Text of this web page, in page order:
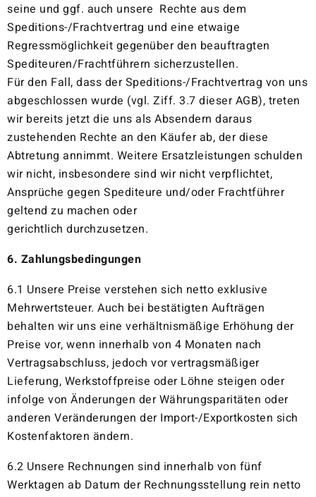
seine und ggf. auch unsere Rechte aus dem
Speditions-/Frachtvertrag und eine etwaige
Regressmöglichkeit gegenüber den beauftragten
Spediteuren/Frachtführern sicherzustellen.
Für den Fall, dass der Speditions-/Frachtvertrag von uns
abgeschlossen wurde (vgl. Ziff. 3.7 dieser AGB), treten
wir bereits jetzt die uns als Absendern daraus
zustehenden Rechte an den Käufer ab, der diese
Abtretung annimmt. Weitere Ersatzleistungen schulden
wir nicht, insbesondere sind wir nicht verpflichtet,
Ansprüche gegen Spediteure und/oder Frachtführer
geltend zu machen oder
gerichtlich durchzusetzen.
6. Zahlungsbedingungen
6.1 Unsere Preise verstehen sich netto exklusive
Mehrwertsteuer. Auch bei bestätigten Aufträgen
behalten wir uns eine verhältnismäßige Erhöhung der
Preise vor, wenn innerhalb von 4 Monaten nach
Vertragsabschluss, jedoch vor vertragsmäßiger
Lieferung, Werkstoffpreise oder Löhne steigen oder
infolge von Änderungen der Währungsparitäten oder
anderen Veränderungen der Import-/Exportkosten sich
Kostenfaktoren ändern.
6.2 Unsere Rechnungen sind innerhalb von fünf
Werktagen ab Datum der Rechnungsstellung rein netto